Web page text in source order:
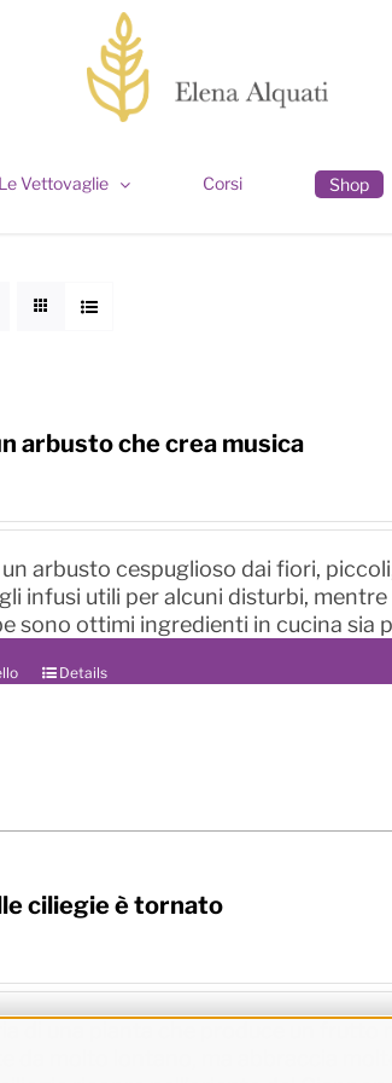
Le Vettovaglie Corsi Shop
arbusto che crea musica
un arbusto cespuglioso dai fiori,
infusi utili per alcuni disturbi,
sono ottimi ingredienti in cucina sia
Details
ciliegie è tornato
da molto lontano, ma abbraccia